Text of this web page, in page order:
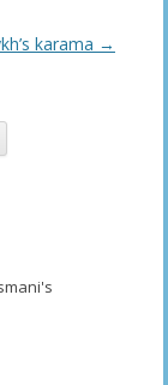
karama →